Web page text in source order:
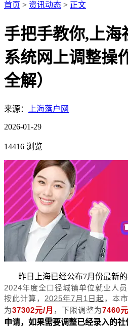
首页 > 资讯动态 > 正文
手把手教你,上海
系统网上调整操
全解）
来源： 上海落户网
2026-01-29
14416 浏览
昨日上海已经公布7月份最新的
2024年度全口径城镇单位就业人
按此计算， 2025年7月1日起，本
为37302元/月 ，下限调整为7460
申请，如果需要调整已经录入的